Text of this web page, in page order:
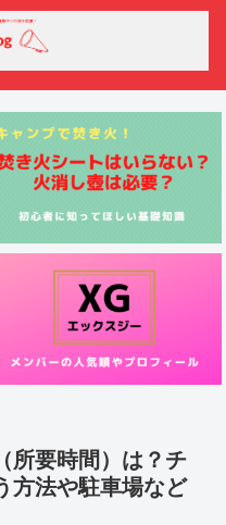
所要時間）は？チ
方法や駐車場など